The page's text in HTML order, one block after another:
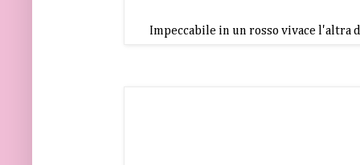
Impeccabile in un rosso vivace l'altra